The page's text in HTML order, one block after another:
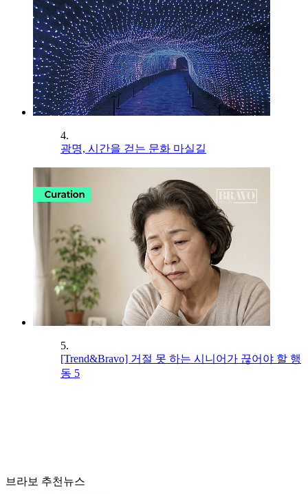
4.
광명, 시간을 걷는 문화 마실길
5.
[Trend&Bravo] 거절 못 하는 시니어가 끊어야 할 행
동 5
브라보 추천뉴스